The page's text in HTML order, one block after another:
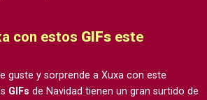
con estos GIFs este
guste y sorprende a Xuxa con este
GIFs de Navidad tienen un gran surtido de